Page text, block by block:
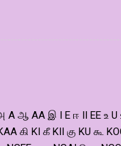
மாற்றம் பெரும்.
How many types
A ஆ AA இ I E ஈ II EE உ
கி KI கீ KII கு KU